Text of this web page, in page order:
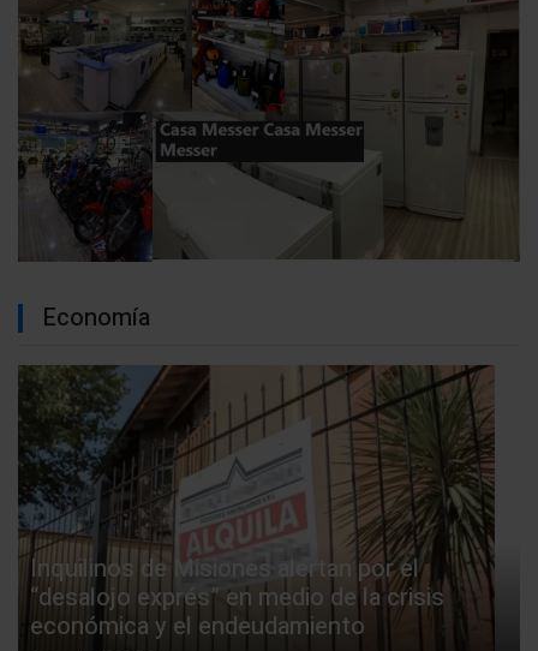
Economía
Inquilinos de Misiones alertan por el
“desalojo exprés” en medio de la crisis
económica y el endeudamiento